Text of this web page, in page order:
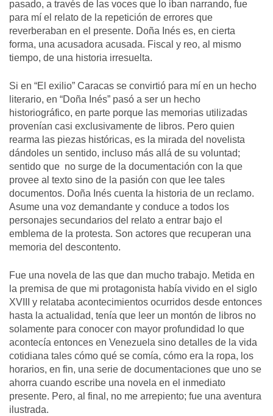
pasado, a través de las voces que lo iban narrando, fue
para mí el relato de la repetición de errores que
reverberaban en el presente. Doña Inés es, en cierta
forma, una acusadora acusada. Fiscal y reo, al mismo
tiempo, de una historia irresuelta.
Si en “El exilio” Caracas se convirtió para mí en un hecho
literario, en “Doña Inés” pasó a ser un hecho
historiográfico, en parte porque las memorias utilizadas
provenían casi exclusivamente de libros. Pero quien
rearma las piezas históricas, es la mirada del novelista
dándoles un sentido, incluso más allá de su voluntad;
sentido que no surge de la documentación con la que
provee al texto sino de la pasión con que lee tales
documentos. Doña Inés cuenta la historia de un reclamo.
Asume una voz demandante y conduce a todos los
personajes secundarios del relato a entrar bajo el
emblema de la protesta. Son actores que recuperan una
memoria del descontento.
Fue una novela de las que dan mucho trabajo. Metida en
la premisa de que mi protagonista había vivido en el siglo
XVIII y relataba acontecimientos ocurridos desde entonces
hasta la actualidad, tenía que leer un montón de libros no
solamente para conocer con mayor profundidad lo que
acontecía entonces en Venezuela sino detalles de la vida
cotidiana tales cómo qué se comía, cómo era la ropa, los
horarios, en fin, una serie de documentaciones que uno se
ahorra cuando escribe una novela en el inmediato
presente. Pero, al final, no me arrepiento; fue una aventura
ilustrada.